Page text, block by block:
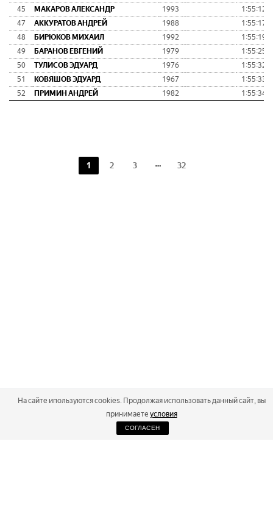
45
МАКАРОВ АЛЕКСАНДР 1993
1:55:12
47
АККУРАТОВ АНДРЕЙ 1988
1:55:17
48
БИРЮКОВ МИХАИЛ 1992
1:55:19
49
БАРАНОВ ЕВГЕНИЙ 1979
1:55:25
50
ТУЛИСОВ ЭДУАРД 1976
1:55:32
51
КОВЯШОВ ЭДУАРД 1967
1:55:33
52
ПРИМИН АНДРЕЙ 1982 1:55:34
1 2 3 32
2026
На сайте ипользуются cookies. Продолжая использовать данный сайт, вы
принимаете условия
СОГЛАСЕН